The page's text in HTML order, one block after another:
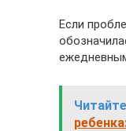
Если